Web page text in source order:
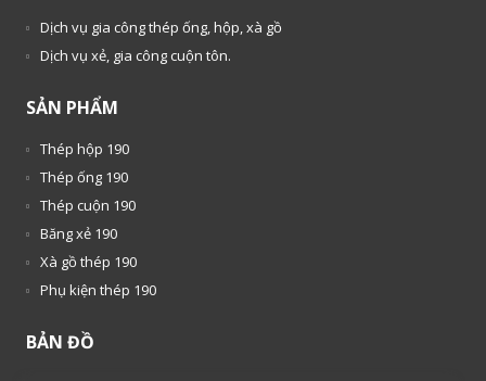
Dịch vụ gia công thép ống, hộp, xà gồ
Dịch vụ xẻ, gia công cuộn tôn.
SẢN PHẨM
Thép hộp 190
Thép ống 190
Thép cuộn 190
Băng xẻ 190
Xà gồ thép 190
Phụ kiện thép 190
BẢN ĐỒ